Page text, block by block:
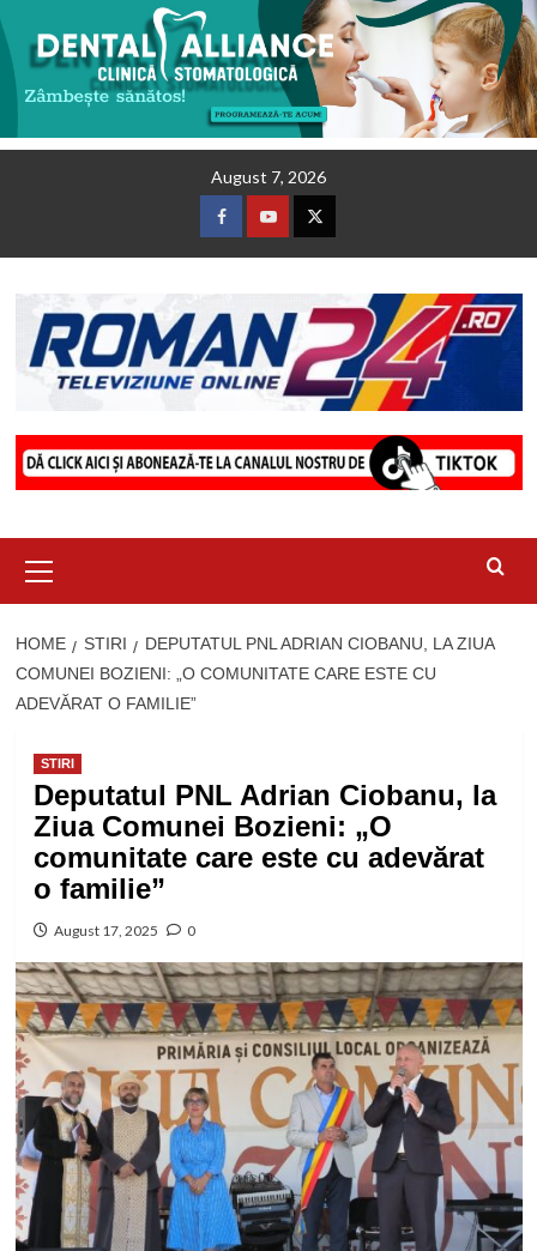
August 7, 2026
FacebookYoutubeTwitter
Menu
HOME STIRI
DEPUTATUL PNL ADRIAN CIOBANU, LA ZIUA
COMUNEI BOZIENI: „O COMUNITATE CARE ESTE CU
ADEVĂRAT O FAMILIE”
STIRI
Deputatul PNL Adrian Ciobanu, la
Ziua Comunei Bozieni: „O
comunitate care este cu adevărat
o familie”
August 17, 2025 0